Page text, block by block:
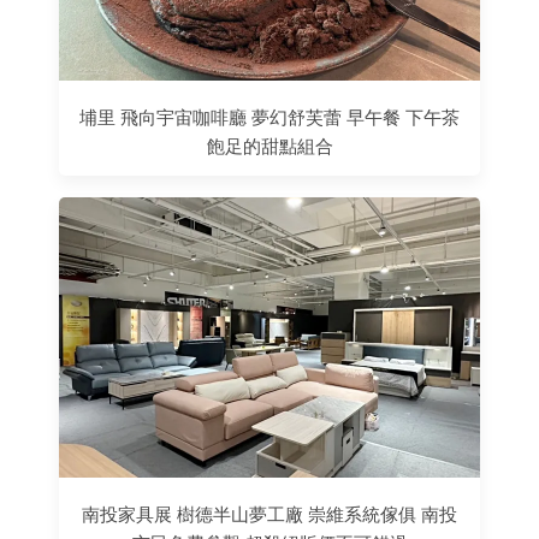
埔里 飛向宇宙咖啡廳 夢幻舒芙蕾 早午餐 下午茶
飽足的甜點組合
南投家具展 樹德半山夢工廠 崇維系統傢俱 南投